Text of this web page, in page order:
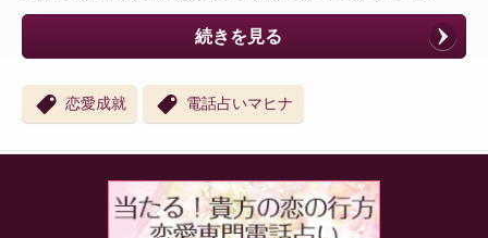
続きを見る
恋愛成就 電話占いマヒナ